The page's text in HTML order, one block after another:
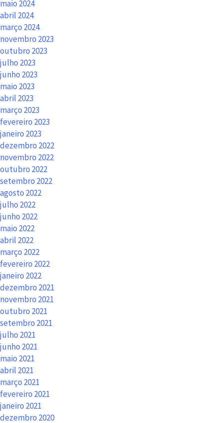
maio 2024
abril 2024
março 2024
novembro 2023
outubro 2023
julho 2023
junho 2023
maio 2023
abril 2023
março 2023
fevereiro 2023
janeiro 2023
dezembro 2022
novembro 2022
outubro 2022
setembro 2022
agosto 2022
julho 2022
junho 2022
maio 2022
abril 2022
março 2022
fevereiro 2022
janeiro 2022
dezembro 2021
novembro 2021
outubro 2021
setembro 2021
julho 2021
junho 2021
maio 2021
abril 2021
março 2021
fevereiro 2021
janeiro 2021
dezembro 2020